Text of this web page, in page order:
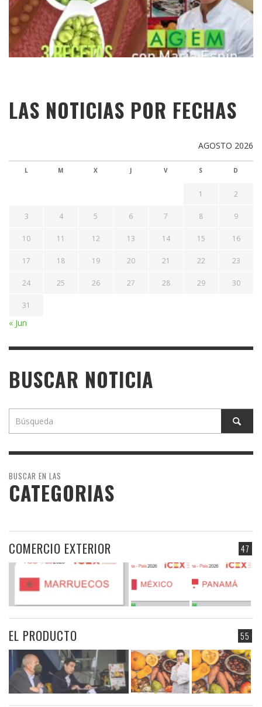
LAS NOTICIAS POR FECHAS
AGOSTO 2026
L M X J V S D
1 2
3 4 5 6 7 8 9
10 11 12 13 14 15 16
17 18 19 20 21 22 23
24 25 26 27 28 29 30
31
« Jun
BUSCAR NOTICIA
BUSCAR EN LAS
CATEGORIAS
47
COMERCIO EXTERIOR
55
EL PRODUCTO